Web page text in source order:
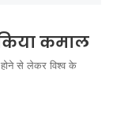
कमाल
से लेकर विश्व के